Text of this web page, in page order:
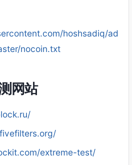
hoshsadiq/ad
nocoin.txt
网站
extreme-test/